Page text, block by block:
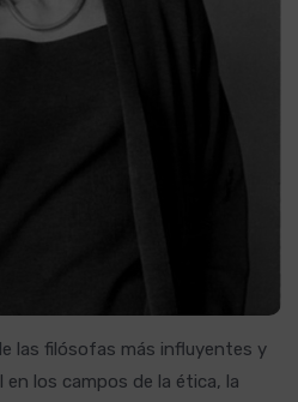
las filósofas más influyentes y
en los campos de la ética, la